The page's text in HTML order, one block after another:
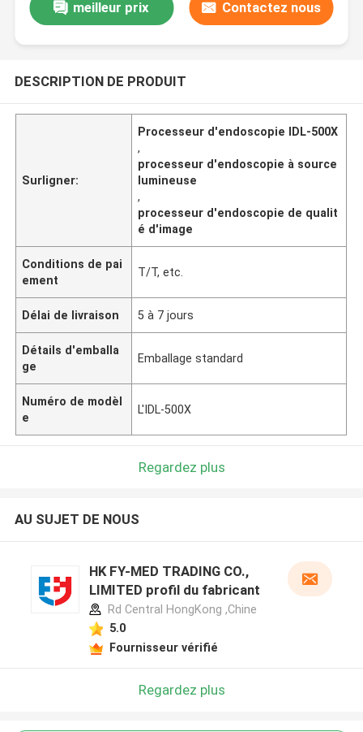
meilleur prix Contactez nous
DESCRIPTION DE PRODUIT
Surligner:
Processeur d'endoscopie IDL-500X
,
processeur d'endoscopie à source
lumineuse
,
processeur d'endoscopie de qualit
é d'image
Conditions de pai
ement
T/T, etc.
Délai de livraison 5 à 7 jours
Détails d'emballa
ge
Emballage standard
Numéro de modèl
e
L'IDL-500X
Regardez plus
AU SUJET DE NOUS
HK FY-MED TRADING CO.,
LIMITED profil du fabricant
Rd Central HongKong ,Chine
5.0
Fournisseur vérifié
Regardez plus